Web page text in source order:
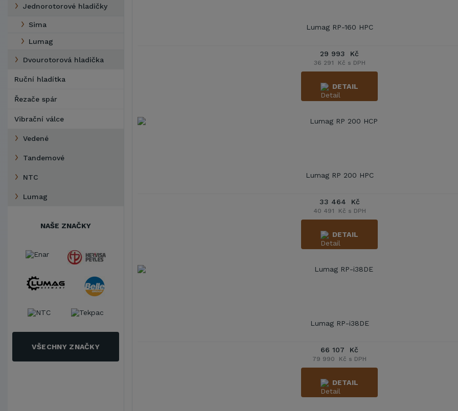
Jednorotorové hladičky
Sima
Lumag
Dvourotorová hladička
Ruční hladítka
Řezače spár
Vibrační válce
Vedené
Tandemové
NTC
Lumag
NAŠE ZNAČKY
VŠECHNY ZNAČKY
Lumag RP-160 HPC
29 993 Kč
36 291 Kč s DPH
DETAIL
Lumag RP 200 HPC
33 464 Kč
40 491 Kč s DPH
DETAIL
Lumag RP-i38DE
66 107 Kč
79 990 Kč s DPH
DETAIL